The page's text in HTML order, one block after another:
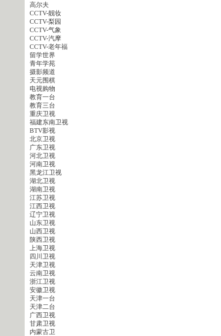
高尔夫
CCTV-靓妆
CCTV-梨园
CCTV-气象
CCTV-汽摩
CCTV-老年福
留学世界
青年学苑
摄影频道
天元围棋
电视购物
教育一台
教育三台
重庆卫视
福建东南卫视
BTV影视
北京卫视
广东卫视
河北卫视
河南卫视
黑龙江卫视
湖北卫视
湖南卫视
江苏卫视
江西卫视
辽宁卫视
山东卫视
山西卫视
陕西卫视
上海卫视
四川卫视
天津卫视
云南卫视
浙江卫视
安徽卫视
天津一台
天津二台
广西卫视
甘肃卫视
内蒙古卫